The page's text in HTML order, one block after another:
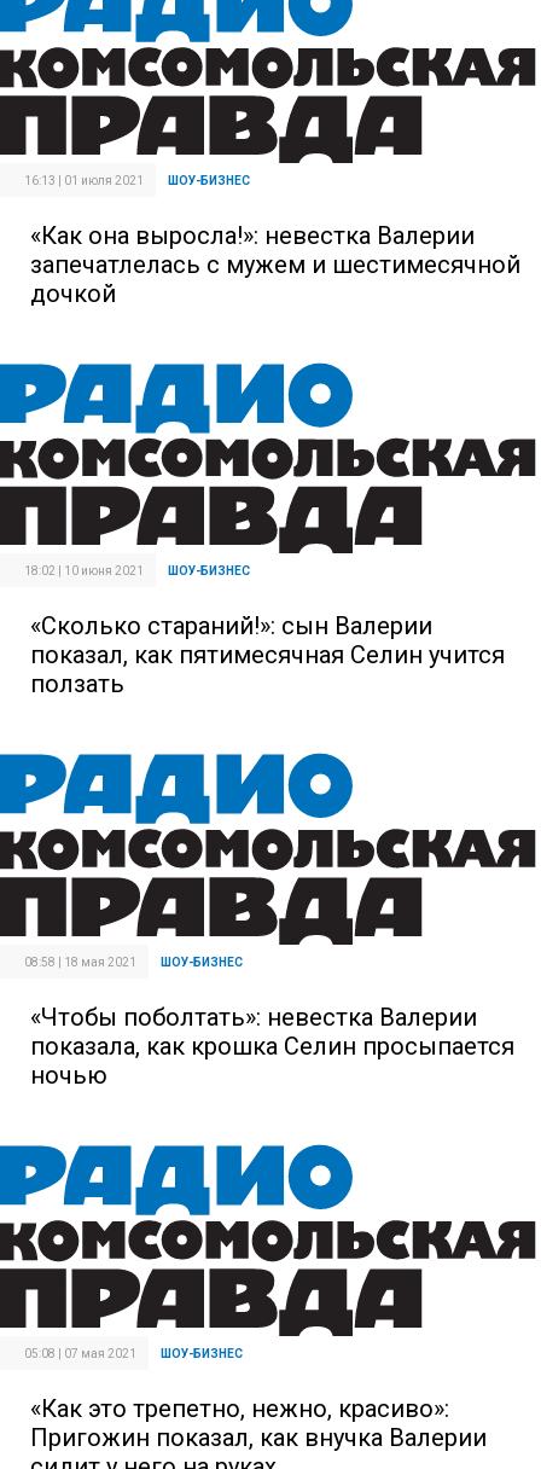
16:13 | 01 июля 2021 ШОУ-БИЗНЕС
«Как она выросла!»: невестка Валерии
запечатлелась с мужем и шестимесячной
дочкой
18:02 | 10 июня 2021 ШОУ-БИЗНЕС
«Сколько стараний!»: сын Валерии
показал, как пятимесячная Селин учится
ползать
08:58 | 18 мая 2021 ШОУ-БИЗНЕС
«Чтобы поболтать»: невестка Валерии
показала, как крошка Селин просыпается
ночью
05:08 | 07 мая 2021 ШОУ-БИЗНЕС
«Как это трепетно, нежно, красиво»:
Пригожин показал, как внучка Валерии